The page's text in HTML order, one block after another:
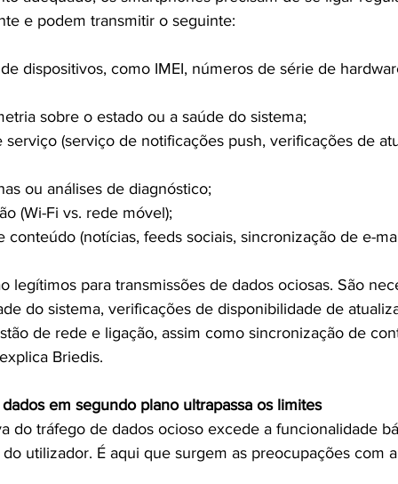
e podem transmitir o seguinte:
de dispositivos, como IMEI, números de série de
sobre o estado ou a saúde do sistema;
serviço (serviço de notificações push, verificações de
ou análises de diagnóstico;
(Wi-Fi vs. rede móvel);
conteúdo (notícias, feeds sociais, sincronização de e-
legítimos para transmissões de dados ociosas. São
do sistema, verificações de disponibilidade de
de rede e ligação, assim como sincronização de
Briedis.
em segundo plano ultrapassa os limites
do tráfego de dados ocioso excede a funcionalidade
utilizador. É aqui que surgem as preocupações com